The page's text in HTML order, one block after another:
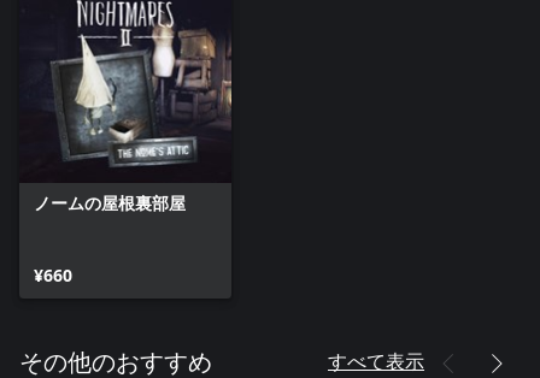
ノームの屋根裏部屋
¥660
その他のおすすめ すべて表示